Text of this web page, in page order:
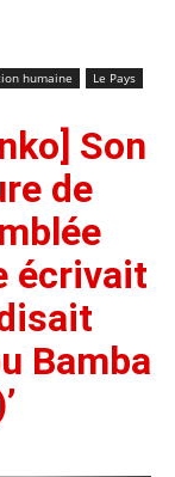
humaine
Le Pays
Son
de
écrivait
Bamba